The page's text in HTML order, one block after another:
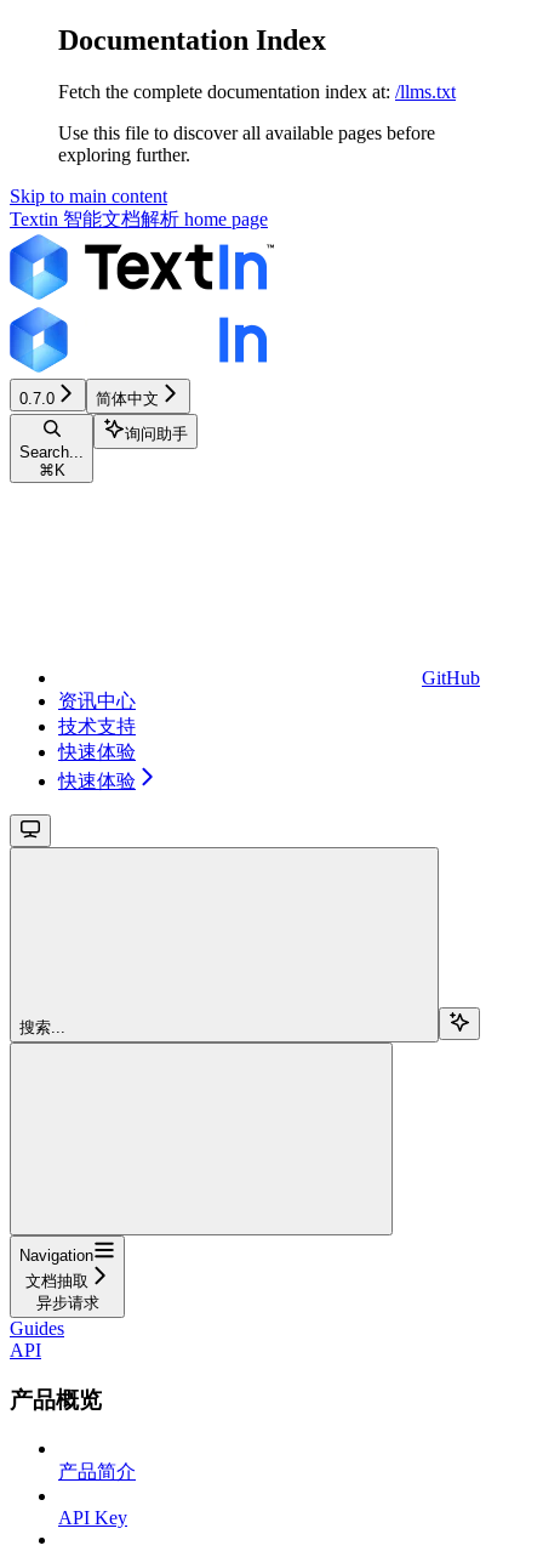
Documentation Index
Fetch the complete documentation index at: /llms.txt
Use this file to discover all available pages before
exploring further.
Skip to main content
Textin 智能文档解析 home page
0.7.0 简体中文
Search...
⌘ K
询问助手
GitHub
资讯中心
技术支持
快速体验
快速体验
搜索...
Navigation
文档抽取
异步请求
Guides
API
产品概览
产品简介
API Key